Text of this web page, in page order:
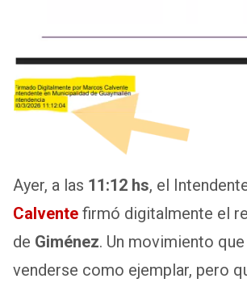
Ayer, a las 11:12 hs, el
Calvente firmó digitalmente el
de Giménez. Un movimiento
venderse como ejemplar, pero